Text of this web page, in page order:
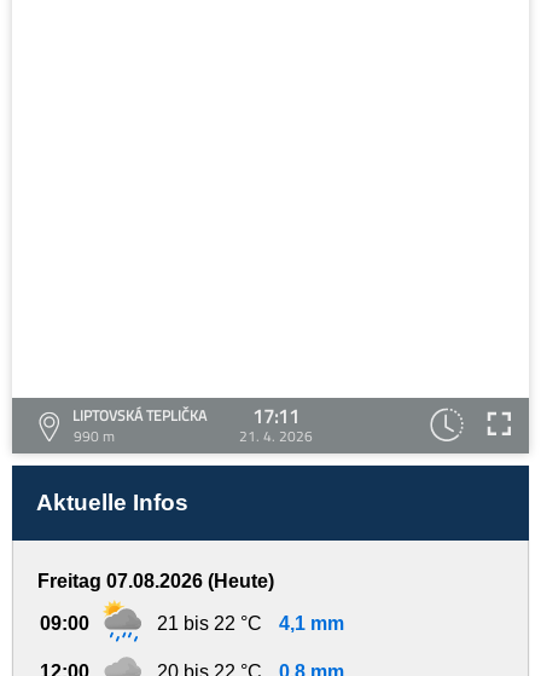
LIPTOVSKÁ TEPLIČKA
990 m
17:11
21. 4. 2026
Aktuelle Infos
Freitag 07.08.2026 (Heute)
09:00 21 bis 22 °C 4,1 mm
12:00 20 bis 22 °C 0,8 mm